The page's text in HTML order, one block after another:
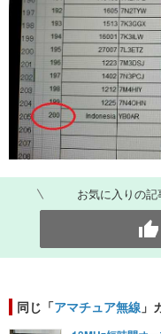
お気に入りの
同じ「アマチュア無線 」